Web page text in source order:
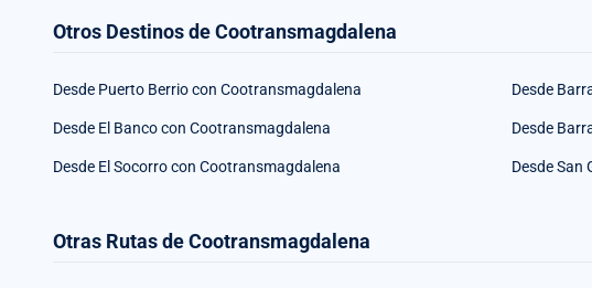
Otros Destinos de Cootransmagdalena
Desde Puerto Berrio con Cootransmagdalena Desde
Desde El Banco con Cootransmagdalena Desde
Desde El Socorro con Cootransmagdalena Desde San
Otras Rutas de Cootransmagdalena